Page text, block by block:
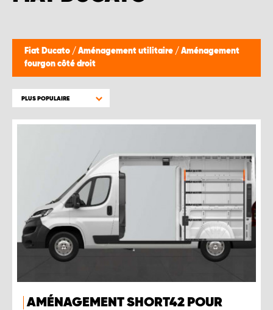
Fiat Ducato / Aménagement utilitaire / Aménagement
fourgon côté droit
PLUS POPULAIRE
AMÉNAGEMENT SHORT42 POUR